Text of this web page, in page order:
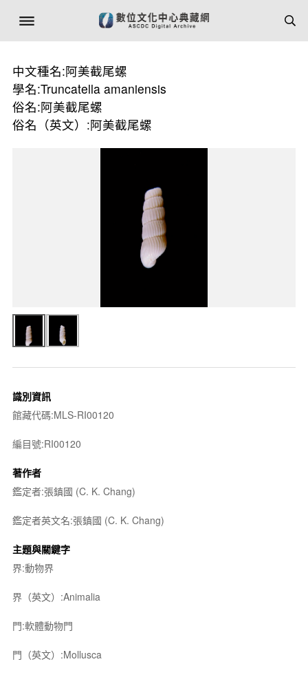
中文種名:阿美截尾螺
學名:Truncatella amaniensis
俗名:阿美截尾螺
俗名（英文）:阿美截尾螺
識別資訊
館藏代碼:MLS-RI00120
編目號:RI00120
著作者
鑑定者:張鎮國 (C. K. Chang)
鑑定者英文名:張鎮國 (C. K. Chang)
主題與關鍵字
界:動物界
界（英文）:Animalia
門:軟體動物門
門（英文）:Mollusca